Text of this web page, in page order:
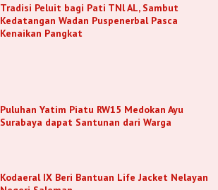
Tradisi Peluit bagi Pati TNl AL, Sambut
Kedatangan Wadan Puspenerbal Pasca
Kenaikan Pangkat
Puluhan Yatim Piatu RW15 Medokan Ayu
Surabaya dapat Santunan dari Warga
Kodaeral IX Beri Bantuan Life Jacket Nelayan